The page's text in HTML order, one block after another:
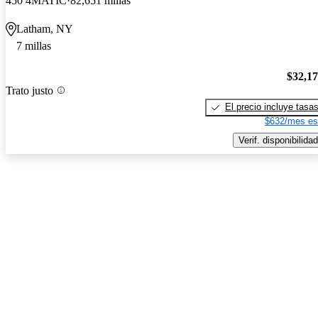
Latham, NY
7 millas
Trato justo
El precio incluye tasas
$632/mes
Verif. disponibilidad